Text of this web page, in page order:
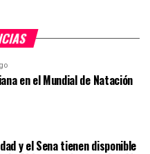
en el Mundial de Natación
y el Sena tienen disponible